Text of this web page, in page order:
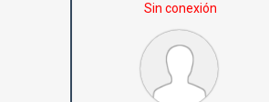
Sin conexión